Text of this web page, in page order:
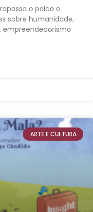
o palco e
sobre humanidade,
empreendedorismo
ARTE E CULTURA